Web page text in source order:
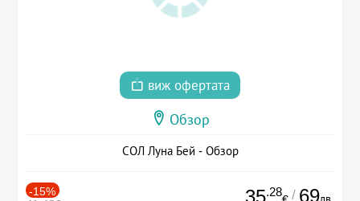
виж офертата
Обзор
СОЛ Луна Бей - Обзор
-15% 35.28 / 69лв.